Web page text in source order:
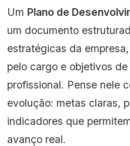
Um Plano de
um documento
estratégicas da
pelo cargo e objetivos
profissional. Pense nele
evolução: metas claras,
indicadores que
avanço real.